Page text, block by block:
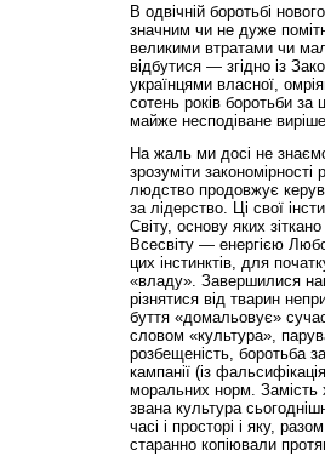
В одвічній боротьбі
значним чи не дуже
великими втратами чи
відбутися — згідно із
українцями власної,
сотень років боротьби
майже несподіване
На жаль ми досі не
зрозуміти
людство продовжує
за лідерство. Ці свої
Світу, основу яких
Всесвіту — енергією
цих інстинктів, для
«владу». Завершилися
різнятися від тварин
буття «домальовує»
словом «культура»,
розбещеність, боротьба
кампанії (із
моральних норм. Замість
звана культура
часі і просторі і яку,
старанно копіювали